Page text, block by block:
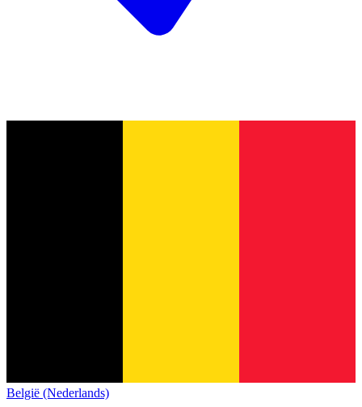
België (Nederlands)